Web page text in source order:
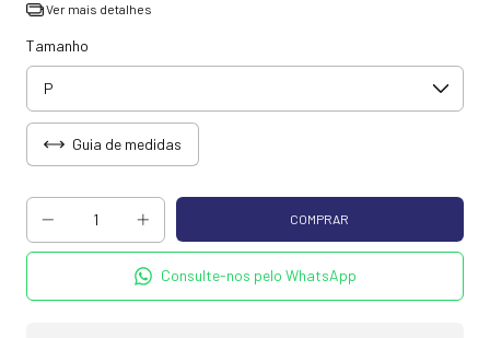
Ver mais detalhes
Tamanho
Guia de medidas
Consulte-nos pelo WhatsApp